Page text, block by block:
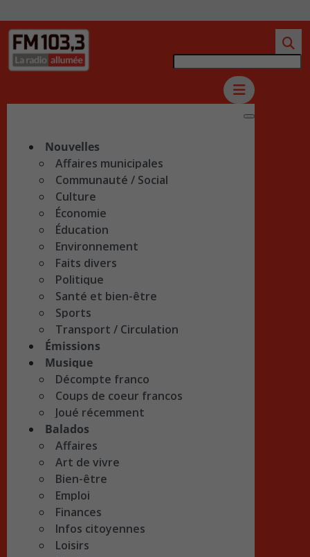
Nouvelles
Affaires municipales
Communauté / Social
Culture
Économie
Éducation
Environnement
Faits divers
Politique
Santé et bien-être
Sports
Transport / Circulation
Émissions
Musique
Décompte franco
Coups de coeur francos
Joué récemment
Balados
Affaires
Art de vivre
Bien-être
Emploi
Finances
Infos citoyennes
Loisirs